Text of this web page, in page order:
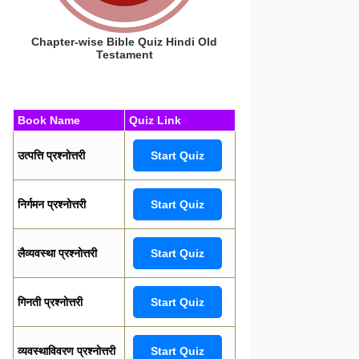
Chapter-wise Bible Quiz Hindi Old
Testament
Book Name Quiz Link
उत्पत्ति प्रश्नोत्तरी Start Quiz
निर्गमन प्रश्नोत्तरी Start Quiz
लैव्यवस्था प्रश्नोत्तरी Start Quiz
गिनती प्रश्नोत्तरी Start Quiz
व्यवस्थाविवरण प्रश्नोत्तरी Start Quiz